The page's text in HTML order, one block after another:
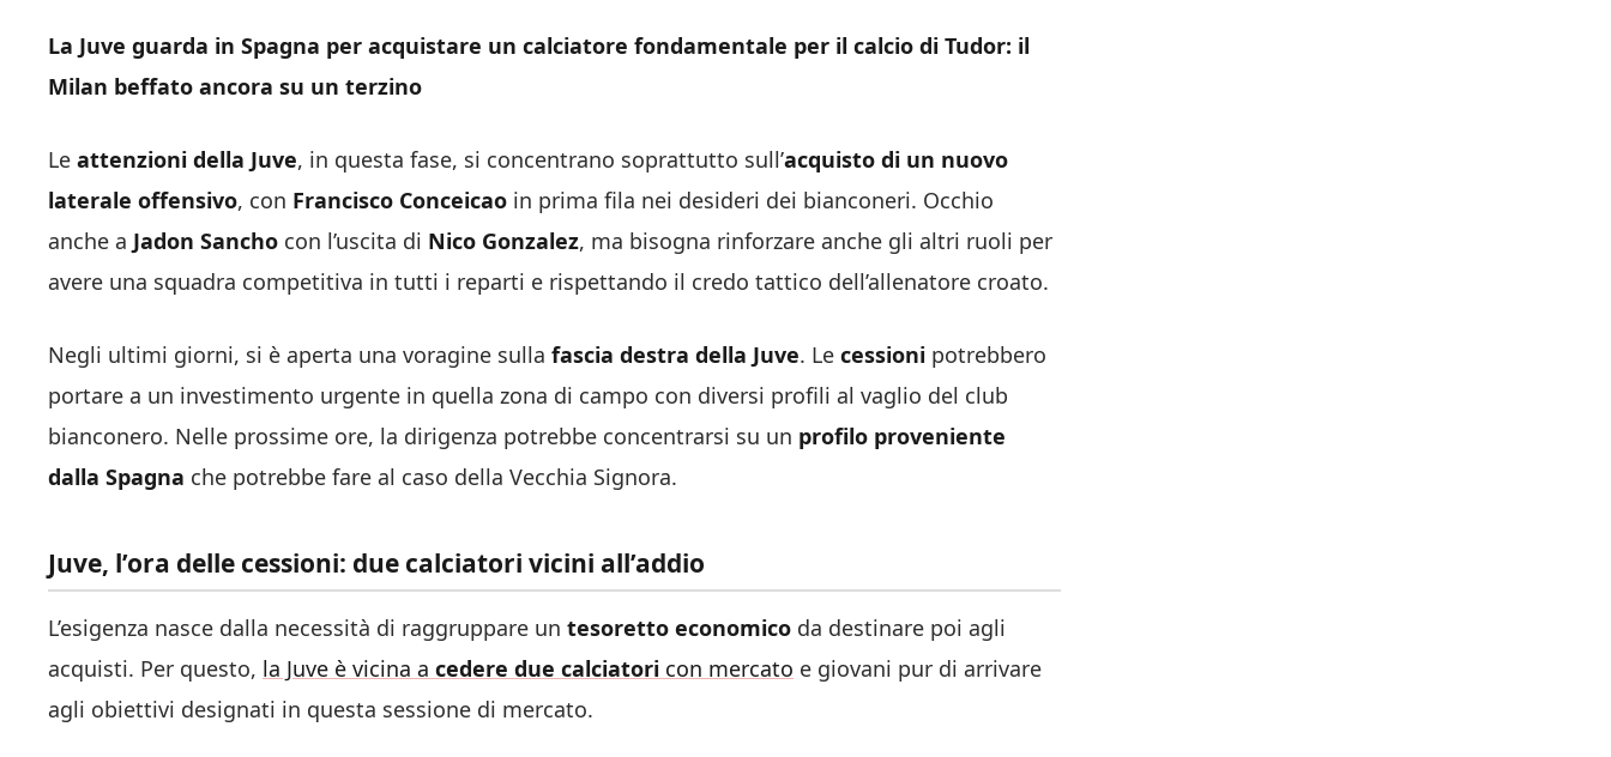
La Juve guarda in Spagna per acquistare un calciatore fondamentale per il calcio di Tudor: il
Milan beffato ancora su un terzino
Le attenzioni della Juve, in questa fase, si concentrano soprattutto sull’acquisto di un nuovo
laterale offensivo, con Francisco Conceicao in prima fila nei desideri dei bianconeri. Occhio
anche a Jadon Sancho con l’uscita di Nico Gonzalez, ma bisogna rinforzare anche gli altri ruoli per
avere una squadra competitiva in tutti i reparti e rispettando il credo tattico dell’allenatore croato.
Negli ultimi giorni, si è aperta una voragine sulla fascia destra della Juve. Le cessioni potrebbero
portare a un investimento urgente in quella zona di campo con diversi profili al vaglio del club
bianconero. Nelle prossime ore, la dirigenza potrebbe concentrarsi su un profilo proveniente
dalla Spagna che potrebbe fare al caso della Vecchia Signora.
Juve, l’ora delle cessioni: due calciatori vicini all’addio
L’esigenza nasce dalla necessità di raggruppare un tesoretto economico da destinare poi agli
acquisti. Per questo, la Juve è vicina a cedere due calciatori con mercato e giovani pur di arrivare
agli obiettivi designati in questa sessione di mercato.